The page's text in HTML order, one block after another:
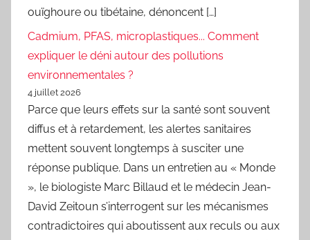
ouïghoure ou tibétaine, dénoncent […]
Cadmium, PFAS, microplastiques... Comment
expliquer le déni autour des pollutions
environnementales ?
4 juillet 2026
Parce que leurs effets sur la santé sont souvent
diffus et à retardement, les alertes sanitaires
mettent souvent longtemps à susciter une
réponse publique. Dans un entretien au « Monde
», le biologiste Marc Billaud et le médecin Jean-
David Zeitoun s’interrogent sur les mécanismes
contradictoires qui aboutissent aux reculs ou aux